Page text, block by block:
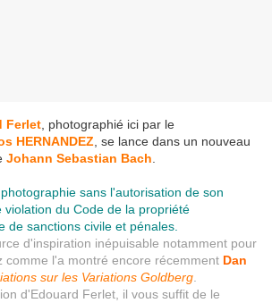
Ferlet , photographié ici par le
HERNANDEZ , se lance dans un nouveau
Johann Sebastian Bach
sans l'autorisation de son
violation du Code de la propriété
de sanctions civile et pénales.
d'inspiration inépuisable notamment pour
comme l'a montré encore récemment Dan
sur les Variations Goldberg
d'Edouard Ferlet, il vous suffit de le